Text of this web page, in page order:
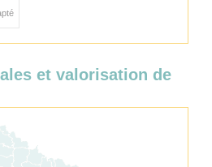
et valorisation de